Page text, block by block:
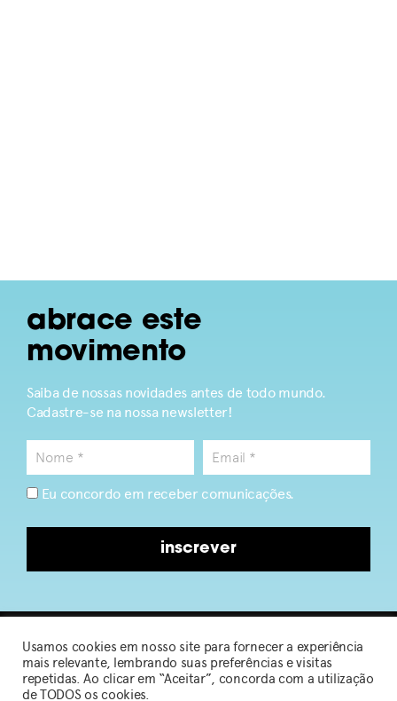
abrace este
movimento
Saiba de nossas novidades antes de todo mundo.
Cadastre-se na nossa newsletter!
Eu concordo em receber comunicações.
inscrever
2026 © Sou de Algodão
Usamos cookies em nosso site para fornecer a experiência
mais relevante, lembrando suas preferências e visitas
repetidas. Ao clicar em “Aceitar”, concorda com a utilização
de TODOS os cookies.